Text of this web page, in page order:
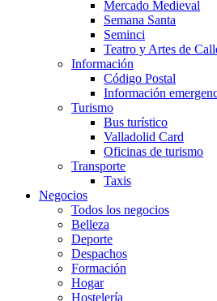
Mercado Medieval
Semana Santa
Seminci
Teatro y Artes de
Información
Código Postal
Información
Turismo
Bus turístico
Valladolid Card
Oficinas de turismo
Transporte
Taxis
Negocios
Todos los negocios
Belleza
Deporte
Despachos
Formación
Hogar
Hostelería